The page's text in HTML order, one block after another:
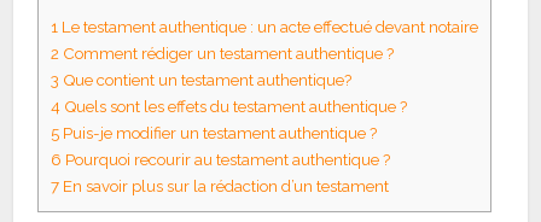
1 Le testament authentique : un acte effectué devant notaire
2 Comment rédiger un testament authentique ?
3 Que contient un testament authentique?
4 Quels sont les effets du testament authentique ?
5 Puis-je modifier un testament authentique ?
6 Pourquoi recourir au testament authentique ?
7 En savoir plus sur la rédaction d’un testament